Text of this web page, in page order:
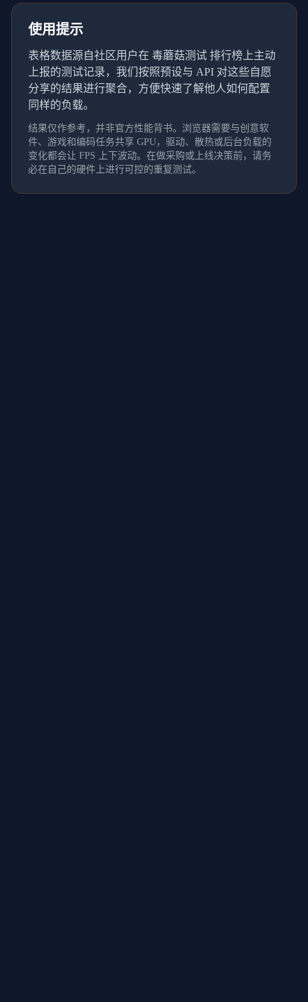
使用提示
表格数据源自社区用户在 毒蘑菇测试 排行榜上主动
上报的测试记录，我们按照预设与 API 对这些自愿
分享的结果进行聚合，方便快速了解他人如何配置
同样的负载。
结果仅作参考，并非官方性能背书。浏览器需要与创意软
件、游戏和编码任务共享 GPU，驱动、散热或后台负载的
变化都会让 FPS 上下波动。在做采购或上线决策前，请务
必在自己的硬件上进行可控的重复测试。